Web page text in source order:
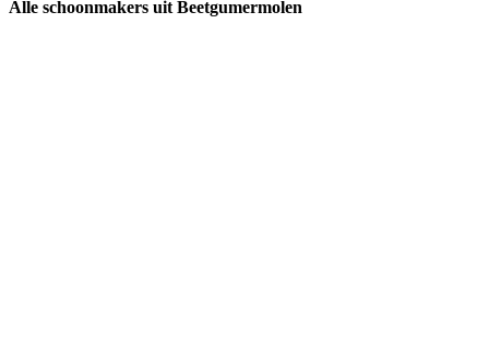
Alle schoonmakers uit Beetgumermolen